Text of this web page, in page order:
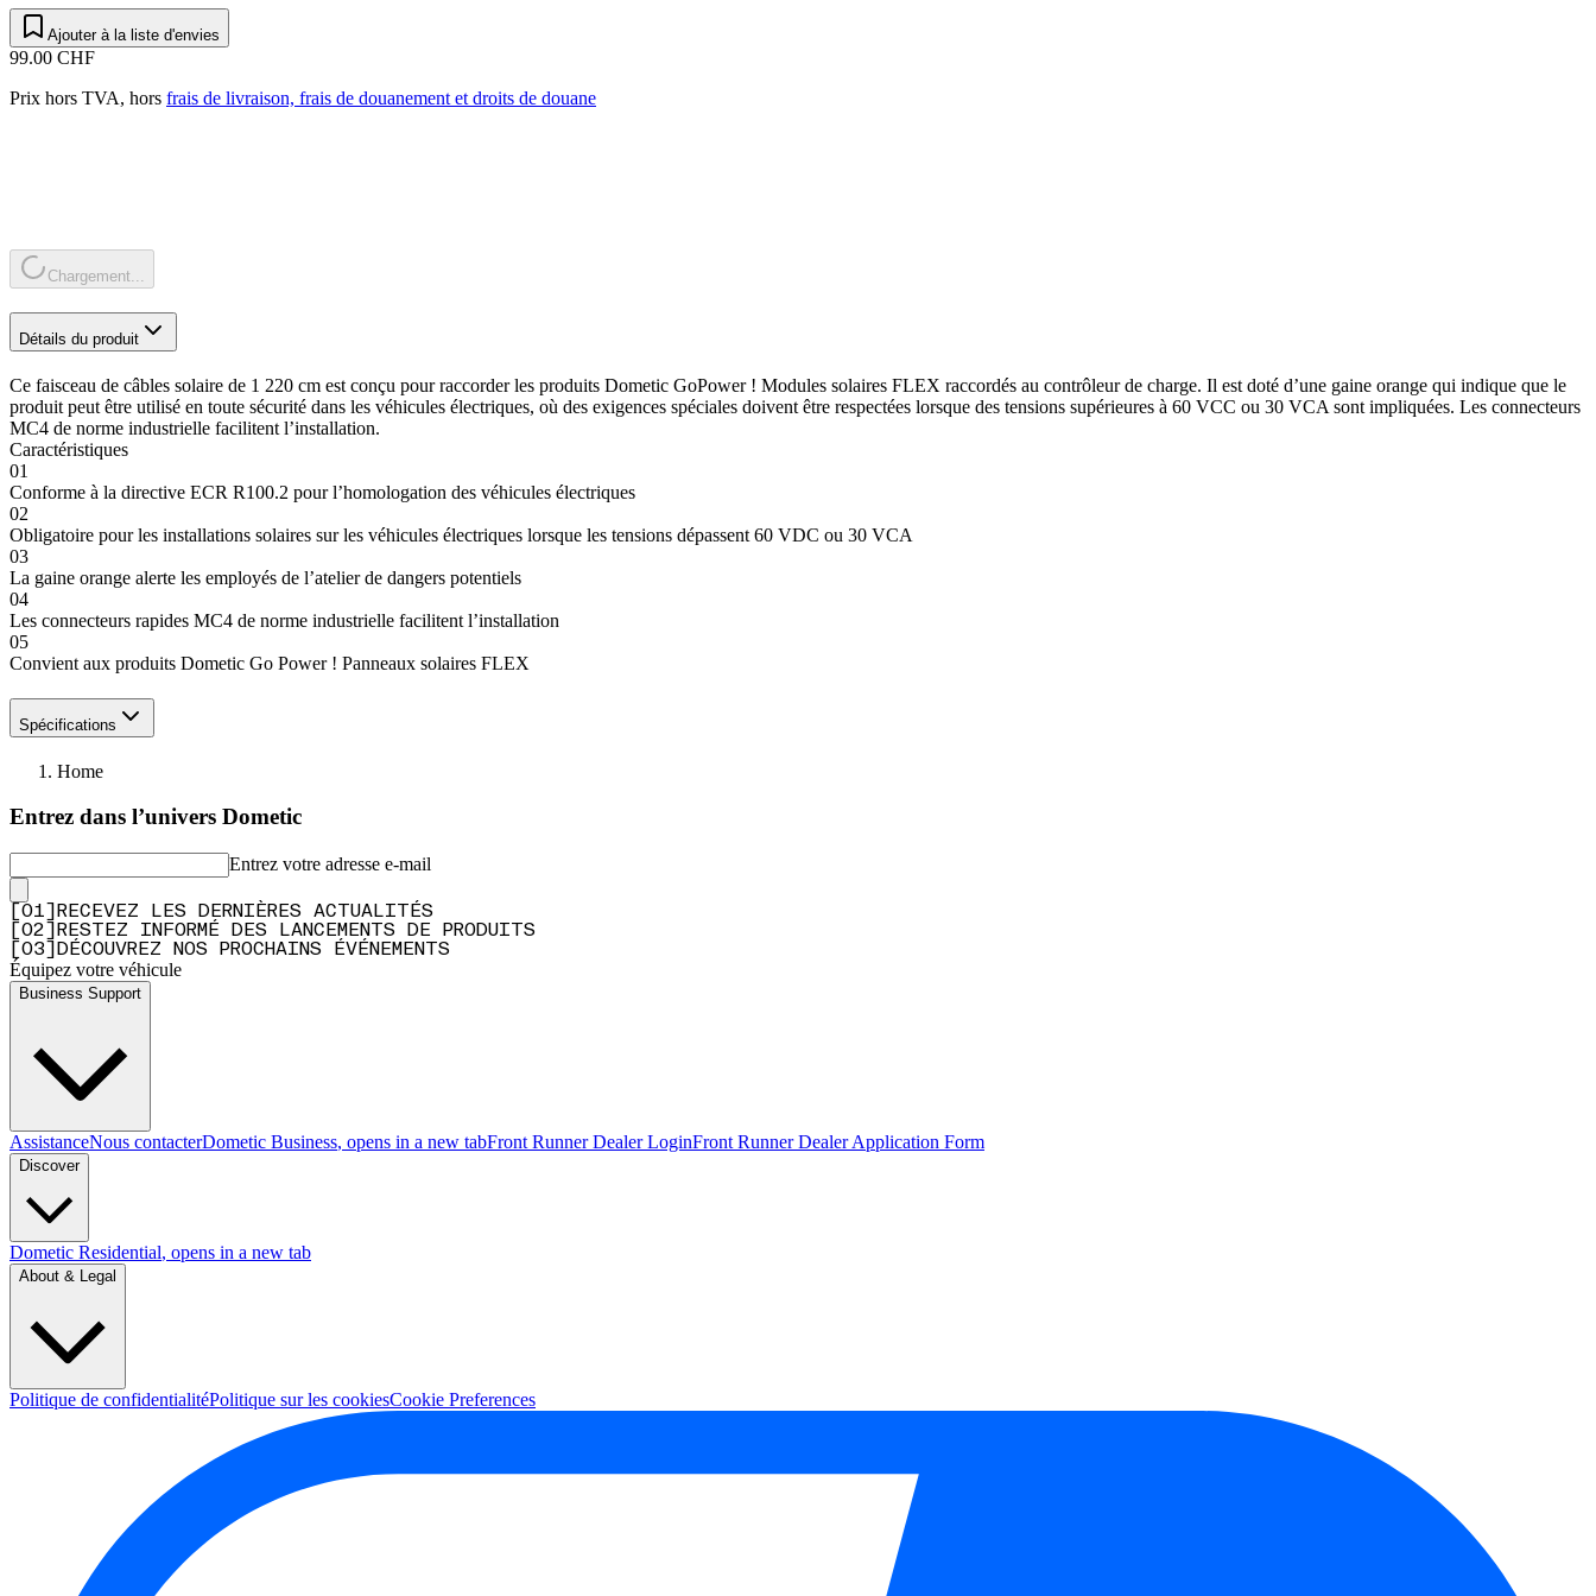
Ajouter à la liste d'envies
99.00 CHF
Prix hors TVA, hors frais de livraison, frais de douanement et droits de douane
Chargement...
Détails du produit
Ce faisceau de câbles solaire de 1 220 cm est conçu pour raccorder les produits Dometic GoPower ! Modules solaires FLEX raccordés au contrôleur de charge. Il est doté d’une gaine orange qui indique que le
produit peut être utilisé en toute sécurité dans les véhicules électriques, où des exigences spéciales doivent être respectées lorsque des tensions supérieures à 60 VCC ou 30 VCA sont impliquées. Les connecteurs
MC4 de norme industrielle facilitent l’installation.
Caractéristiques
01
Conforme à la directive ECR R100.2 pour l’homologation des véhicules électriques
02
Obligatoire pour les installations solaires sur les véhicules électriques lorsque les tensions dépassent 60 VDC ou 30 VCA
03
La gaine orange alerte les employés de l’atelier de dangers potentiels
04
Les connecteurs rapides MC4 de norme industrielle facilitent l’installation
05
Convient aux produits Dometic Go Power ! Panneaux solaires FLEX
Spécifications
Home
Entrez dans l’univers Dometic
Entrez votre adresse e-mail
01
RECEVEZ LES DERNIÈRES ACTUALITÉS
02
RESTEZ INFORMÉ DES LANCEMENTS DE PRODUITS
03 DÉCOUVREZ NOS PROCHAINS ÉVÉNEMENTS
Équipez votre véhicule
Business Support
AssistanceNous contacterDometic Business, opens in a new tabFront Runner Dealer LoginFront Runner Dealer Application Form
Discover
Dometic Residential, opens in a new tab
About & Legal
Politique de confidentialitéPolitique sur les cookiesCookie Preferences